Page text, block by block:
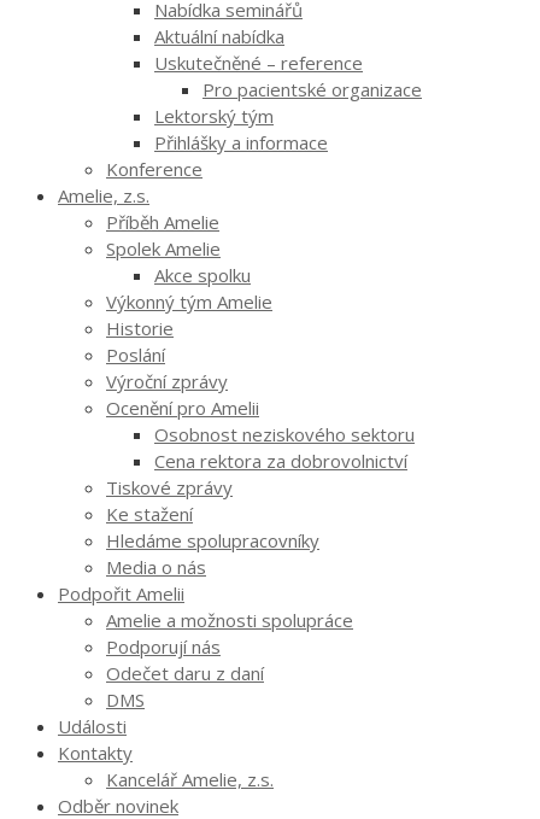
Nabídka seminářů
Aktuální nabídka
Uskutečněné – reference
Pro pacientské organizace
Lektorský tým
Přihlášky a informace
Konference
Amelie, z.s.
Příběh Amelie
Spolek Amelie
Akce spolku
Výkonný tým Amelie
Historie
Poslání
Výroční zprávy
Ocenění pro Amelii
Osobnost neziskového sektoru
Cena rektora za dobrovolnictví
Tiskové zprávy
Ke stažení
Hledáme spolupracovníky
Media o nás
Podpořit Amelii
Amelie a možnosti spolupráce
Podporují nás
Odečet daru z daní
DMS
Události
Kontakty
Kancelář Amelie, z.s.
Odběr novinek